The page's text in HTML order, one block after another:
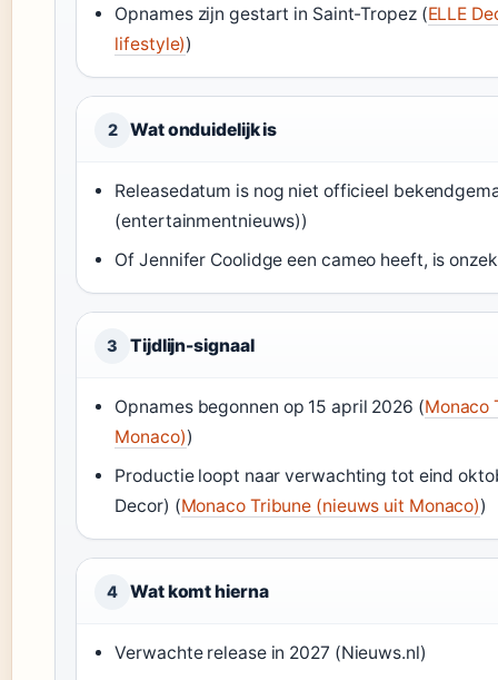
Opnames zijn gestart in Saint-Tropez (ELLE
lifestyle))
2 Wat onduidelijk is
Releasedatum is nog niet officieel
(entertainmentnieuws))
Of Jennifer Coolidge een cameo heeft, is
3 Tijdlijn-signaal
Opnames begonnen op 15 april 2026 (Monaco
Monaco))
Productie loopt naar verwachting tot eind
Decor) (Monaco Tribune (nieuws uit Monaco))
4 Wat komt hierna
Verwachte release in 2027 (Nieuws.nl)